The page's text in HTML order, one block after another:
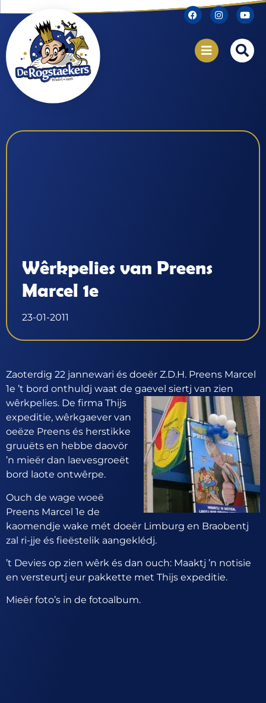
Wêrkpelies van Preens
Marcel 1e
23-01-2011
Zaoterdig 22 jannewari és doeër Z.D.H. Preens Marcel
1e ’t bord onthuldj waat de gaevel siertj van zien
wêrkpelies. De firma Thijs
expeditie, wêrkgaever van
oeëze Preens és herstikke
gruuëts en hebbe daovör
’n mieër dan laevesgroeët
bord laote ontwêrpe.
Ouch de wage woeë
Preens Marcel 1e de
kaomendje wake mét doeër Limburg en Braobentj
zal ri-jje és fieëstelik aangeklédj.
’t Devies op zien wêrk és dan ouch: Maaktj ’n notisie
en versteurtj eur pakkette met Thijs expeditie.
Mieër foto’s in de fotoalbum.